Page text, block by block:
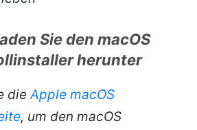
Sie den macOS
herunter
dieApple macOS
, um den macOS